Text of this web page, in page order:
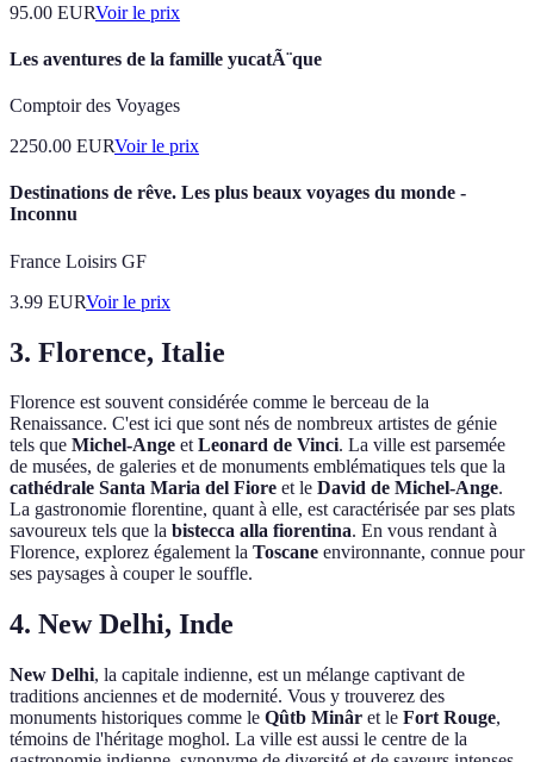
95.00 EURVoir le prix
Les aventures de la famille yucatÃ¨que
Comptoir des Voyages
2250.00 EURVoir le prix
Destinations de rêve. Les plus beaux voyages du monde -
Inconnu
France Loisirs GF
3.99 EURVoir le prix
3. Florence, Italie
Florence est souvent considérée comme le berceau de la
Renaissance. C'est ici que sont nés de nombreux artistes de génie
tels que Michel-Ange etLeonard de Vinci. La ville est parsemée
de musées, de galeries et de monuments emblématiques tels que la
cathédrale Santa Maria del Fiore et le David de Michel-Ange.
La gastronomie florentine, quant à elle, est caractérisée par ses plats
savoureux tels que la bistecca alla fiorentina. En vous rendant à
Florence, explorez également la Toscane environnante, connue pour
ses paysages à couper le souffle.
4. New Delhi, Inde
New Delhi, la capitale indienne, est un mélange captivant de
traditions anciennes et de modernité. Vous y trouverez des
monuments historiques comme le Qûtb Minâr et le Fort Rouge,
témoins de l'héritage moghol. La ville est aussi le centre de la